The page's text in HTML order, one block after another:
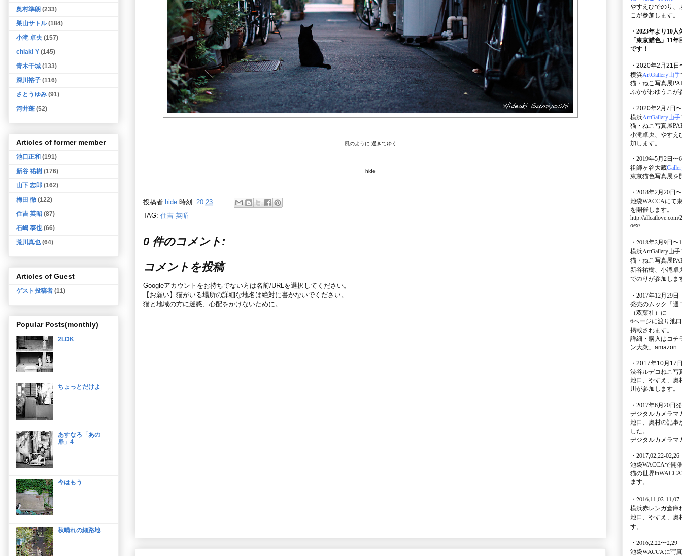
風のように 過ぎてゆく
hide
投稿者 hide 時刻: 20:23
TAG: 住吉 英昭
0 件のコメント:
コメントを投稿
Googleアカウントをお持ちでない方は名前/URLを選択してください。
【お願い】猫がいる場所の詳細な地名は絶対に書かないでください。
猫と地域の方に迷惑、心配をかけないために。
奥村準朗 (233)
巣山サトル (184)
小滝 卓央 (157)
chiaki Y (145)
青木干城 (133)
深川裕子 (116)
さとうゆみ (91)
河井蓬 (52)
Articles of former member
池口正和 (191)
新谷 祐樹 (176)
山下 志郎 (162)
梅田 徹 (122)
住吉 英昭 (87)
石嶋 泰也 (66)
荒川真也 (64)
Articles of Guest
ゲスト投稿者 (11)
Popular Posts(monthly)
2LDK
ちょっとだけよ
あすなろ「あの
扉」4
今はもう
秋晴れの細路地
やすえひでのり、
こが参加します。
・2023年より10
「東京猫色」 11年
です！
・2020年2月21日
横浜ArtGallery山手
猫・ねこ写真展
ふかがわゆうこが
・2020年2月7日
横浜ArtGallery山手
猫・ねこ写真展
小滝卓央、やすえ
加します。
・2019年5月2日〜
祖師ヶ谷大蔵
東京猫色写真展を
・2018年2月20日
池袋WACCAにて
を開催します。
http://allcatlove.com/
oex/
・2018年2月9日〜
横浜ArtGallery山手
猫・ねこ写真展
新谷祐樹、小滝卓
でのりが参加しま
・ 2017年12月29日
発売のムック
『
（双葉社）に
6ページに渡り 池
掲載されます。
詳細・購入はコ
ン大衆」amazon
・2017年10月17
渋谷ルデコねこ写
池口、やすえ、奥
川が参加します。
・2017年6月20日
デジタルカメラマ
池口、奥村の記事
した。
デジタルカメラマ
・2017,02,22-02,26
池袋WACCAで開
猫の世界
ます。
・2016,11,02-11,07
横浜赤レンガ倉庫
池口、やすえ、奥
す。
・2016,2,22〜2,29
池袋WACCAに写